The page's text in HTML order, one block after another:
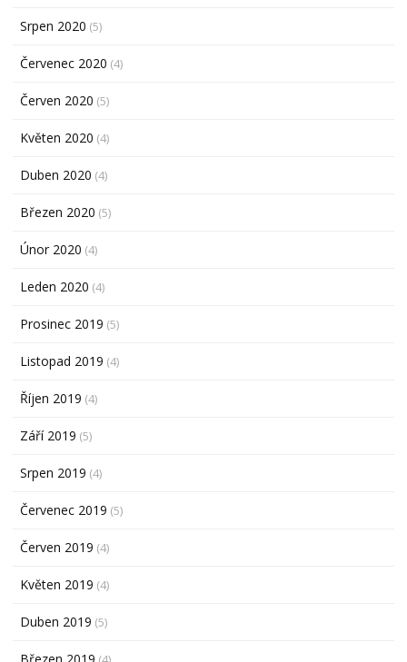
Srpen 2020 (5)
Červenec 2020 (4)
Červen 2020 (5)
Květen 2020 (4)
Duben 2020 (4)
Březen 2020 (5)
Únor 2020 (4)
Leden 2020 (4)
Prosinec 2019 (5)
Listopad 2019 (4)
Říjen 2019 (4)
Září 2019 (5)
Srpen 2019 (4)
Červenec 2019 (5)
Červen 2019 (4)
Květen 2019 (4)
Duben 2019 (5)